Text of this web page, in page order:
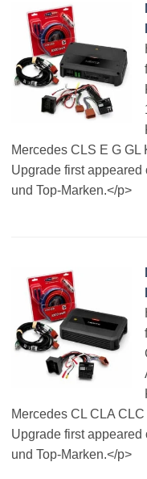
Mercedes CLS E G
Upgrade first appeared
und Top-Marken.</p>
Mercedes CL CLA
Upgrade first appeared
und Top-Marken.</p>